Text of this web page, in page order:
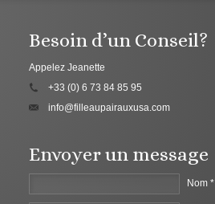
Besoin d’un Conseil?
Appelez Jeanette
+33 (0) 6 73 84 85 95
info@filleaupairauxusa.com
Envoyer un message
Nom *